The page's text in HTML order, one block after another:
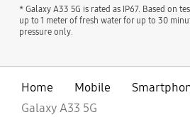
* Galaxy A33 5G is rated as IP67. Based on
up to 1 meter of fresh water for up to 30
pressure only.
Home Mobile
Galaxy A33 5G